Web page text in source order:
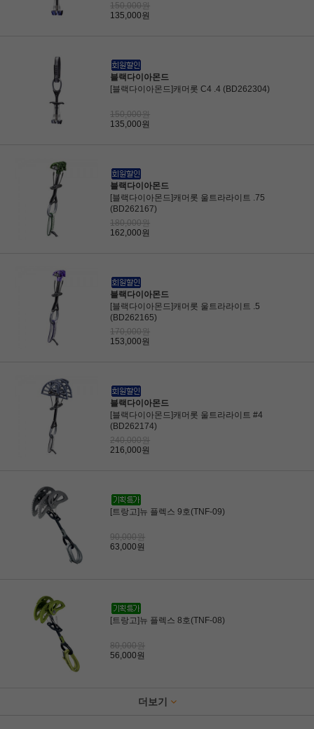
150,000원
135,000원
블랙다이아몬드
[블랙다이아몬드]캐머롯 C4 .4 (BD262304)
150,000원
135,000원
블랙다이아몬드
[블랙다이아몬드]캐머롯 울트라라이트 .75
(BD262167)
180,000원
162,000원
블랙다이아몬드
[블랙다이아몬드]캐머롯 울트라라이트 .5
(BD262165)
170,000원
153,000원
블랙다이아몬드
[블랙다이아몬드]캐머롯 울트라라이트 #4
(BD262174)
240,000원
216,000원
[트랑고]뉴 플렉스 9호(TNF-09)
90,000원
63,000원
[트랑고]뉴 플렉스 8호(TNF-08)
80,000원
56,000원
더보기